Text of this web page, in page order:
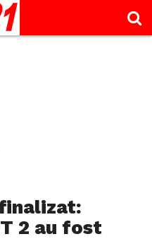
2 au fost